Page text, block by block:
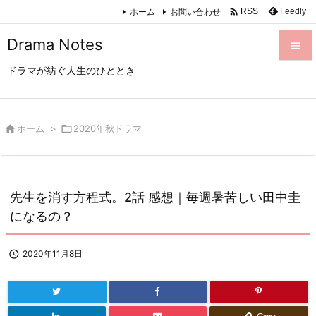
Drama Notes
ドラマが紡ぐ人生のひととき

次へ
検索
ホーム お問い合わせ  RSS Feedly
 ホーム > 2020年秋ドラマ
先生を消す方程式。2話 感想｜毎週暑苦しい田中圭
になるの？
 2020年11月8日